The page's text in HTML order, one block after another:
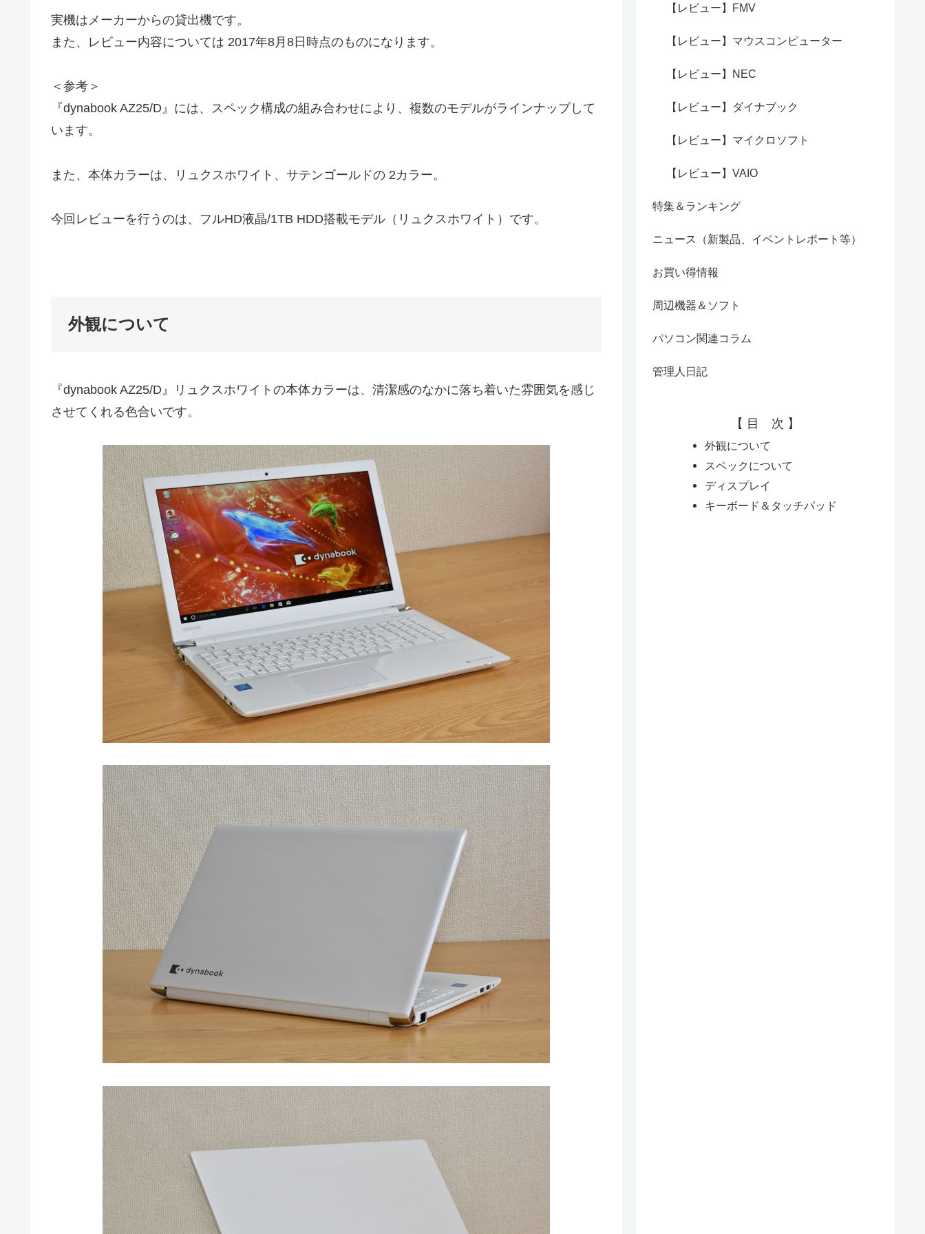
実機はメーカーからの貸出機です。
また、レビュー内容については 2017年8月8日時点のものになります。
＜参考＞
『dynabook AZ25/D』には、スペック構成の組み合わせにより、複数のモデルがラインナップして
います。
また、本体カラーは、リュクスホワイト、サテンゴールドの 2カラー。
今回レビューを行うのは、フルHD液晶/1TB HDD搭載モデル（リュクスホワイト）です。
外観について
『dynabook AZ25/D』リュクスホワイトの本体カラーは、清潔感のなかに落ち着いた雰囲気を感じ
させてくれる色合いです。
【レビュー】FMV
【レビュー】マウスコンピューター
【レビュー】NEC
【レビュー】ダイナブック
【レビュー】マイクロソフト
【レビュー】VAIO
特集＆ランキング
ニュース（新製品、イベントレポート等）
お買い得情報
周辺機器＆ソフト
パソコン関連コラム
管理人日記
【 目 次 】
外観について
スペックについて
ディスプレイ
キーボード＆タッチパッド